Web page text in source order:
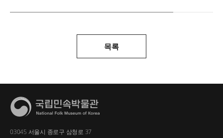
목록
03045 서울시 종로구 삼청로 37